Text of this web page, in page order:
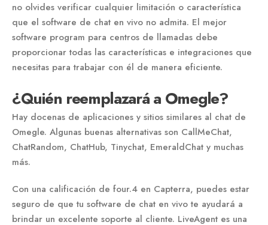
no olvides verificar cualquier limitación o característica
que el software de chat en vivo no admita. El mejor
software program para centros de llamadas debe
proporcionar todas las características e integraciones que
necesitas para trabajar con él de manera eficiente.
¿Quién reemplazará a Omegle?
Hay docenas de aplicaciones y sitios similares al chat de
Omegle. Algunas buenas alternativas son CallMeChat,
ChatRandom, ChatHub, Tinychat, EmeraldChat y muchas
más.
Con una calificación de four.4 en Capterra, puedes estar
seguro de que tu software de chat en vivo te ayudará a
brindar un excelente soporte al cliente. LiveAgent es una